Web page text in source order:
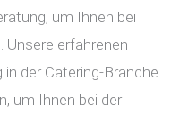
um Ihnen bei
Unsere erfahrenen
der Catering-Branche
um Ihnen bei der